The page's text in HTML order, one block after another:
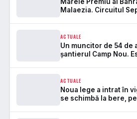
Malaezia. Circuitul
ACTUALE
Un muncitor de 54 de
șantierul Camp Nou.
ACTUALE
Noua lege a intrat în
se schimbă la bere,